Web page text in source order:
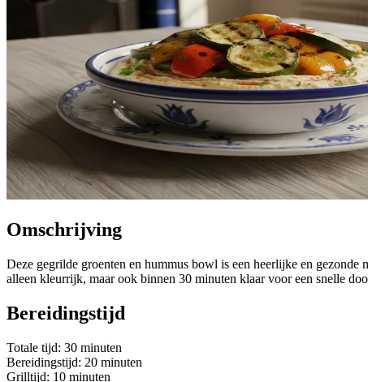
Omschrijving
Deze gegrilde groenten en hummus bowl is een heerlijke en
alleen kleurrijk, maar ook binnen 30 minuten klaar voor een snelle
Bereidingstijd
Totale tijd: 30 minuten
Bereidingstijd: 20 minuten
Grilltijd: 10 minuten